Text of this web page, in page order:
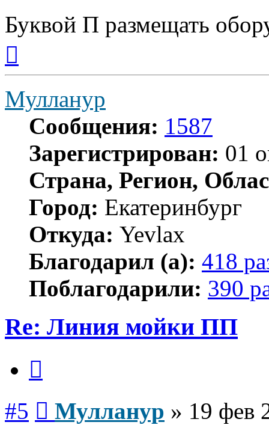
Буквой П размещать
началу
Мулланур
Сообщения: 1587
Зарегистрирован: 01
Страна, Регион,
Город: Екатеринбург
Откуда: Yevlax
Благодарил (а): 418
Поблагодарили: 390
Re: Линия мойки ПП
#5 Мулланур » 19 фев